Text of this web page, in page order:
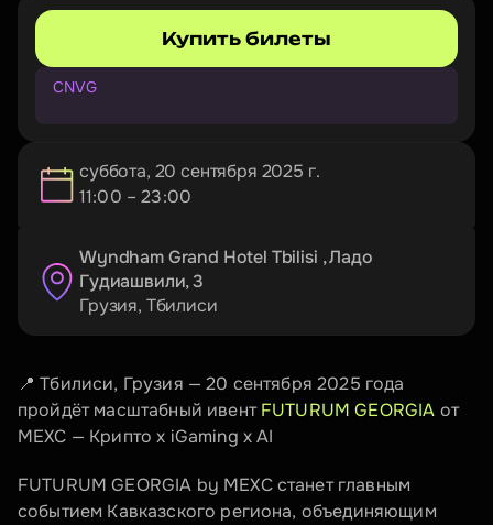
Купить билеты
CNVG
суббота, 20 сентября 2025 г.
11:00 – 23:00
Wyndham Grand Hotel Tbilisi , Ладо
Гудиашвили, 3
Грузия, Тбилиси
📍 Тбилиси, Грузия — 20 сентября 2025 года
пройдёт масштабный ивент FUTURUM GEORGIA от
MEXC — Крипто x iGaming x AI
FUTURUM GEORGIA by MEXC станет главным
событием Кавказского региона, объединяющим